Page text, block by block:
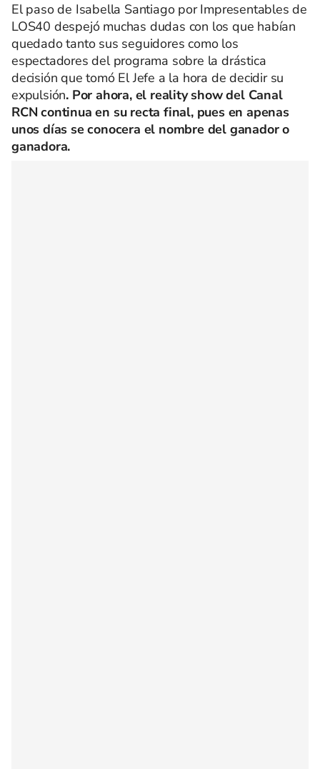
El paso de Isabella Santiago por Impresentables de
LOS40 despejó muchas dudas con los que habían
quedado tanto sus seguidores como los
espectadores del programa sobre la drástica
decisión que tomó El Jefe a la hora de decidir su
expulsión. Por ahora, el reality show del Canal
RCN continua en su recta final, pues en apenas
unos días se conocera el nombre del ganador o
ganadora.